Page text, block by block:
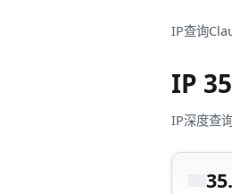
IP查询
IP
IP深度查